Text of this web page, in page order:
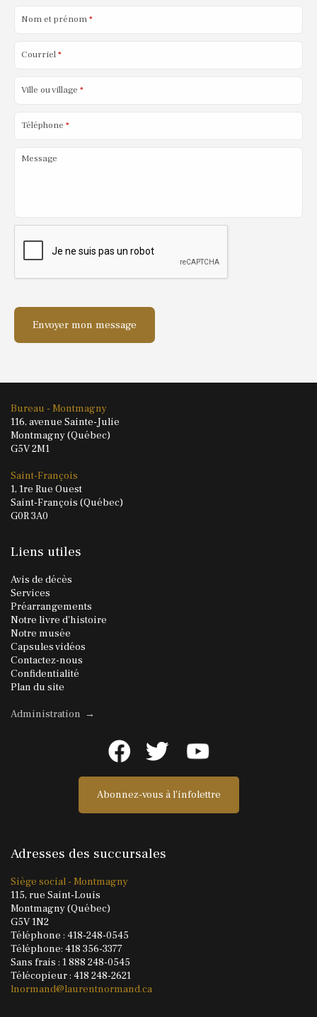
Nom et prénom*
Courriel*
Ville ou village *
Téléphone *
Message
Bureau - Montmagny
116, avenue Sainte-Julie
Montmagny (Québec)
G5V 2M1
Saint-François
1, 1re Rue Ouest
Saint-François (Québec)
G0R 3A0
Liens utiles
Avis de décès
Services
Préarrangements
Notre livre d'histoire
Notre musée
Capsules vidéos
Contactez-nous
Confidentialité
Plan du site
Administration →
Abonnez-vous à l'infolettre
Adresses des succursales
Siège social - Montmagny
115, rue Saint-Louis
Montmagny (Québec)
G5V 1N2
Téléphone : 418-248-0545
Téléphone: 418 356-3377
Sans frais : 1 888 248-0545
Télécopieur : 418 248-2621
lnormand@laurentnormand.ca